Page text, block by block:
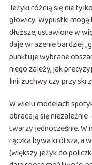
Jeżyki różnią się nie
głowicy. Wypustki
dłuższe, ustawione w
daje wrażenie bardziej
punktuje wybrane
niego zależy, jak
linii żuchwy czy przy
W wielu modelach
obracają się
twarzy jednocześnie. W
rączka bywa krótsza, a
(większy jeżyk do